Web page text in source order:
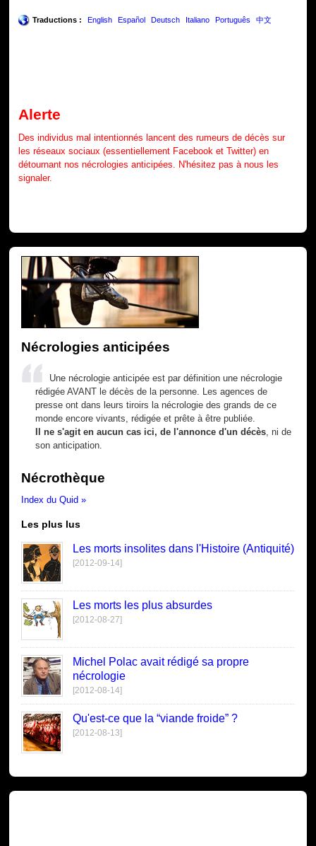
Traductions : English Español Deutsch Italiano Português 中文
Alerte
Des individus mal intentionnés lancent des rumeurs de décès sur
les réseaux sociaux (essentiellement Facebook et Twitter) en
détournant nos nécrologies anticipées. N'hésitez pas à nous les
signaler.
Nécrologies anticipées
Une nécrologie anticipée est par définition une nécrologie
rédigée AVANT le décès de la personne. Les agences de
presse ont dans leurs tiroirs la nécrologie des grands de ce
monde encore vivants, rédigée et prête à être publiée.
Il ne s'agit en aucun cas ici, de l'annonce d'un décès , ni de
son anticipation.
Nécrothèque
Index du Quid »
Les plus lus
Les morts insolites dans l'Histoire (Antiquité)
[2012-09-14]
Les morts les plus absurdes
[2012-08-27]
Michel Polac avait rédigé sa propre
nécrologie
[2012-08-14]
Qu'est-ce que la “viande froide” ?
[2012-08-13]